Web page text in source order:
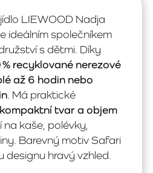
LIEWOOD Nadja
ideálním společníkem
s dětmi. Díky
recyklované nerezové
až 6 hodin nebo
. Má praktické
kompaktní tvar a objem
kaše, polévky,
Barevný motiv Safari
hravý vzhled.